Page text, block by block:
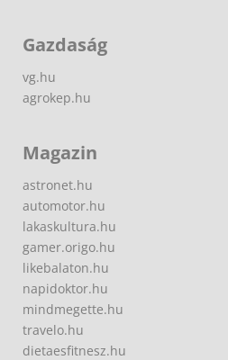
Gazdaság
vg.hu
agrokep.hu
Magazin
astronet.hu
automotor.hu
lakaskultura.hu
gamer.origo.hu
likebalaton.hu
napidoktor.hu
mindmegette.hu
travelo.hu
dietaesfitnesz.hu